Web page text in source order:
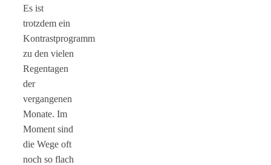
Es ist
trotzdem ein
Kontrastprogramm
zu den vielen
Regentagen
der
vergangenen
Monate. Im
Moment sind
die Wege oft
noch so flach